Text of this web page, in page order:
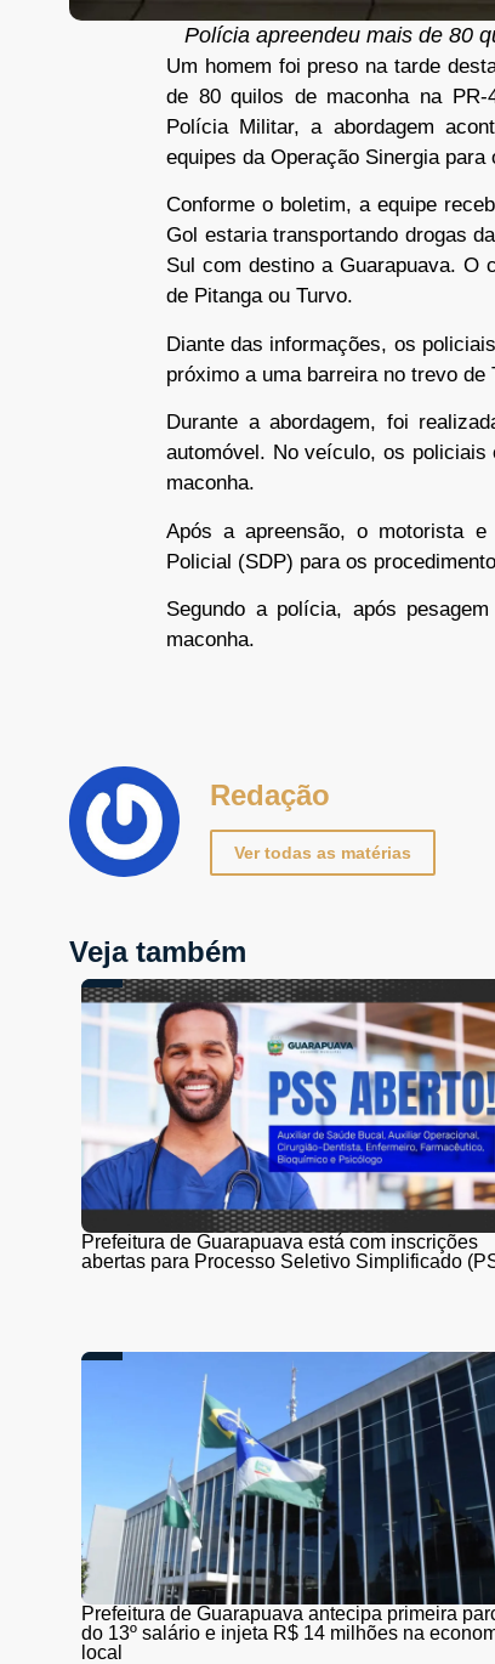
Polícia apreendeu mais de 80
Um homem foi preso na tarde
de 80 quilos de maconha na PR-
Polícia Militar, a abordagem
equipes da Operação Sinergia
Conforme o boletim, a equipe
Gol estaria transportando drogas
Sul com destino a Guarapuava. O
de Pitanga ou Turvo.
Diante das informações, os
próximo a uma barreira no trevo de
Durante a abordagem, foi
automóvel. No veículo, os
maconha.
Após a apreensão, o motorista e
Policial (SDP) para os
Segundo a polícia, após
maconha.
Redação
Ver todas as matérias
Veja também
Prefeitura de Guarapuava está com inscrições
abertas para Processo Seletivo Simplificado
Prefeitura de Guarapuava antecipa primeira
do 13º salário e injeta R$ 14 milhões na
local